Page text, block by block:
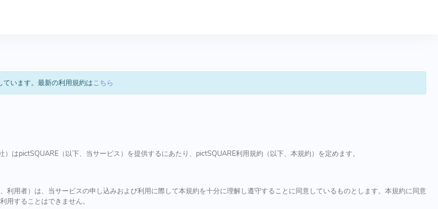
います。最新の利用規約はこちら
はpictSQUARE（以下、当サービス）を提供するにあたり、pictSQUARE利用規約（以下、本規約）を定めます。
利用者）は、当サービスの申し込みおよび利用に際して本規約を十分に理解し遵守することに同意しているものとします。本規約に同意
用することはできません。